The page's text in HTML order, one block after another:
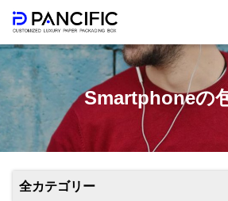
Smartphoneの
全カテゴリー